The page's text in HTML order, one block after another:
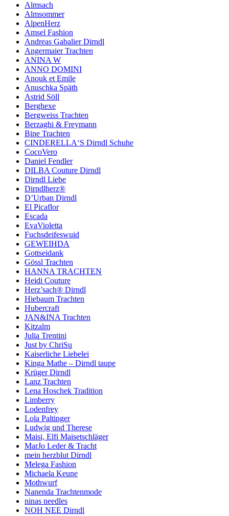
Almsach
Almsommer
AlpenHerz
Amsel Fashion
Andreas Gabalier Dirndl
Angermaier Trachten
ANINA W
ANNO DOMINI
Anouk et Emile
Anuschka Späth
Astrid Söll
Berghexe
Bergweiss Trachten
Berzaghi & Freymann
Bine Trachten
CINDERELLA‘S Dirndl Schuhe
CocoVero
Daniel Fendler
DILBA Couture Dirndl
Dirndl Liebe
Dirndlherz®
D’Urban Dirndl
El Picaflor
Escada
EvaVioletta
Fuchsdeifeswuid
GEWEIHDA
Gottseidank
Gössl Trachten
HANNA TRACHTEN
Heidi Couture
Herz’sach® Dirndl
Hiebaum Trachten
Hubercraft
JAN&INA Trachten
Kitzalm
Julia Trentini
Just by ChriSu
Kaiserliche Liebelei
Kinga Mathe – Dirndl taupe
Krüger Dirndl
Lanz Trachten
Lena Hoschek Tradition
Limberry
Lodenfrey
Lola Paltinger
Ludwig und Therese
Maisi, Elfi Maisetschläger
MarJo Leder & Tracht
mein herzblut Dirndl
Melega Fashion
Michaela Keune
Mothwurf
Nanenda Trachtenmode
ninas needles
NOH NEE Dirndl